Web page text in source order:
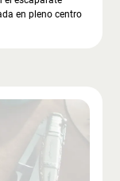
en pleno centro